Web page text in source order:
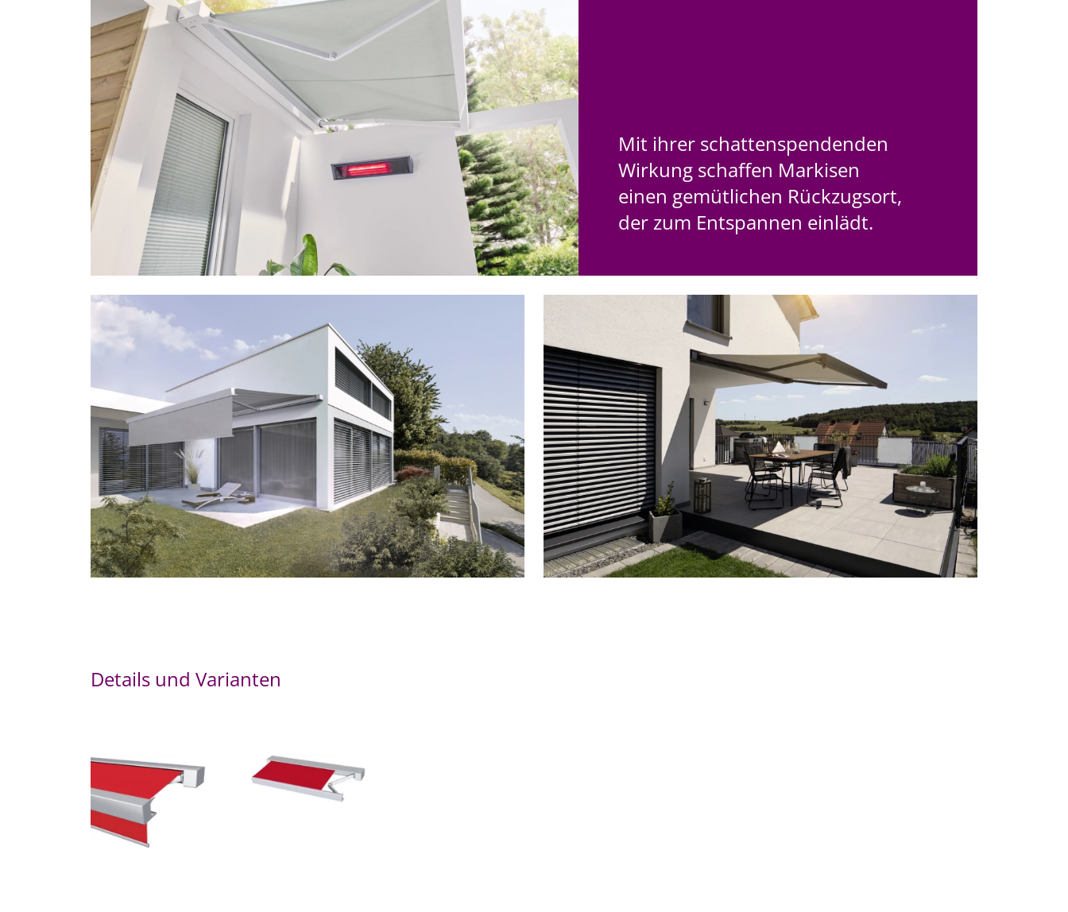
Mit ihrer schattenspendenden
Wirkung schaffen Markisen
einen gemütlichen Rückzugsort,
der zum Entspannen einlädt.
Details und Varianten